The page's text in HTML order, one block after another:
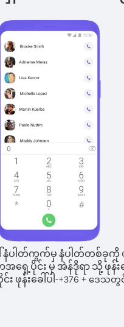
ါ်နံပါတ်ကွက်မှ နံပါတ်တစ်ခုကို ဖု
အရှေ့ပိုင်း မှ အဲန်ဒိုရာ သို့ ဖုန်း
ဖုန်းခေါ်ပါ-+376 + ဒေသတွင်